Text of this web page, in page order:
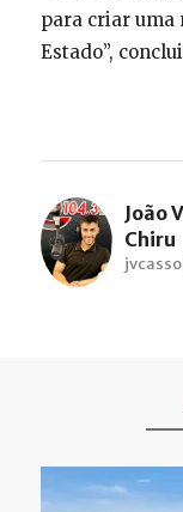
para criar uma
Estado”,
João
Chiru